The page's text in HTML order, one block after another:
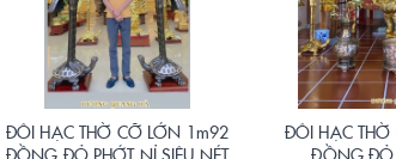
ĐÔI HẠC THỜ CỠ LỚN 1m92
ĐỒNG ĐỎ PHỚT NỈ SIÊU NÉT
ĐÔI HẠC
ĐỒNG